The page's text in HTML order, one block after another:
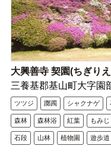
大興善寺 契園(ちぎりえ
三養基郡基山町大字園
ツツジ 躑躅 シャクナゲ
森林 森林浴 紅葉 もみじ
石段 山林 植物園 遊歩道